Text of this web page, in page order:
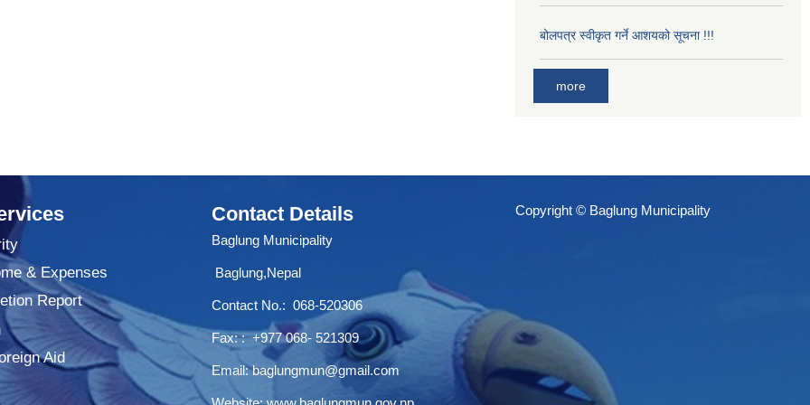
बोलपत्र स्वीकृत गर्ने आशयको सूचना !!!
more
& Expenses
Report
Aid
Contact Details
Baglung Municipality
Baglung,Nepal
Contact No.: 068-520306
Fax: : +977 068- 521309
Email:baglungmun@gmail.com
Copyright © Baglung Municipality